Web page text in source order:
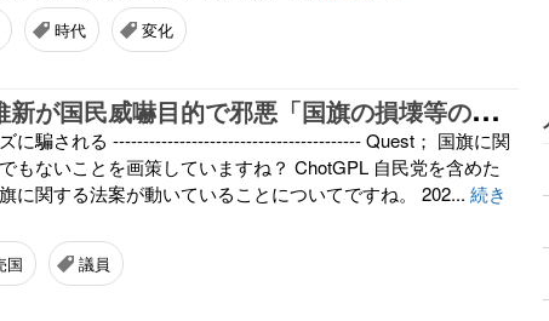
時代 変化
売
国自民と国賊維新が国民威嚇目的で邪悪「国旗の損壊等の罪」ごり押し暴挙
に騙される ----------------------------------------- Quest； 国旗に関
もないことを画策していますね？ ChotGPL 自民党を含めた
に関する法案が動いていることについてですね。 202... 続き
国 議員